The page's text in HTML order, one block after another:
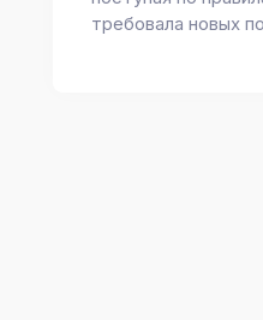
требовала новых